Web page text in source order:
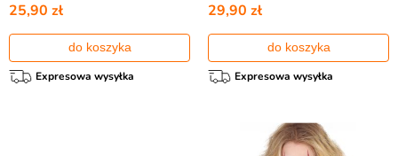
25,90 zł
do koszyka
Expresowa wysyłka
29,90 zł
do koszyka
Expresowa wysyłka